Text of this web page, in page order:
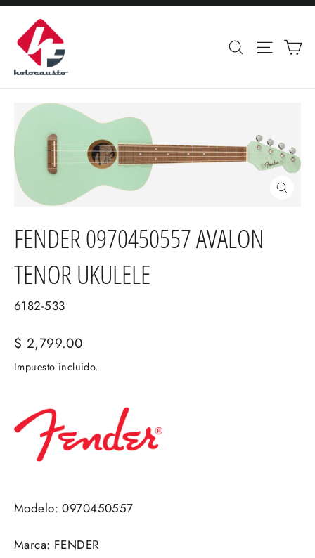
Ir
directamente
contenido
Buscar
FENDER 0970450557 AVALON
TENOR UKULELE
6182-533
Precio
habitual
$ 2,799.00
Impuesto incluido.
Modelo: 0970450557
Marca: FENDER